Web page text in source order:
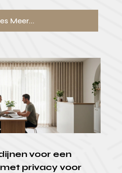
Meer...
voor een
privacy voor